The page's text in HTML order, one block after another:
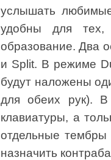
услышать
удобны для тех,
образование. Два
и Split. В режиме
будут наложены
для обеих рук).
клавиатуры, а
отдельные
назначить